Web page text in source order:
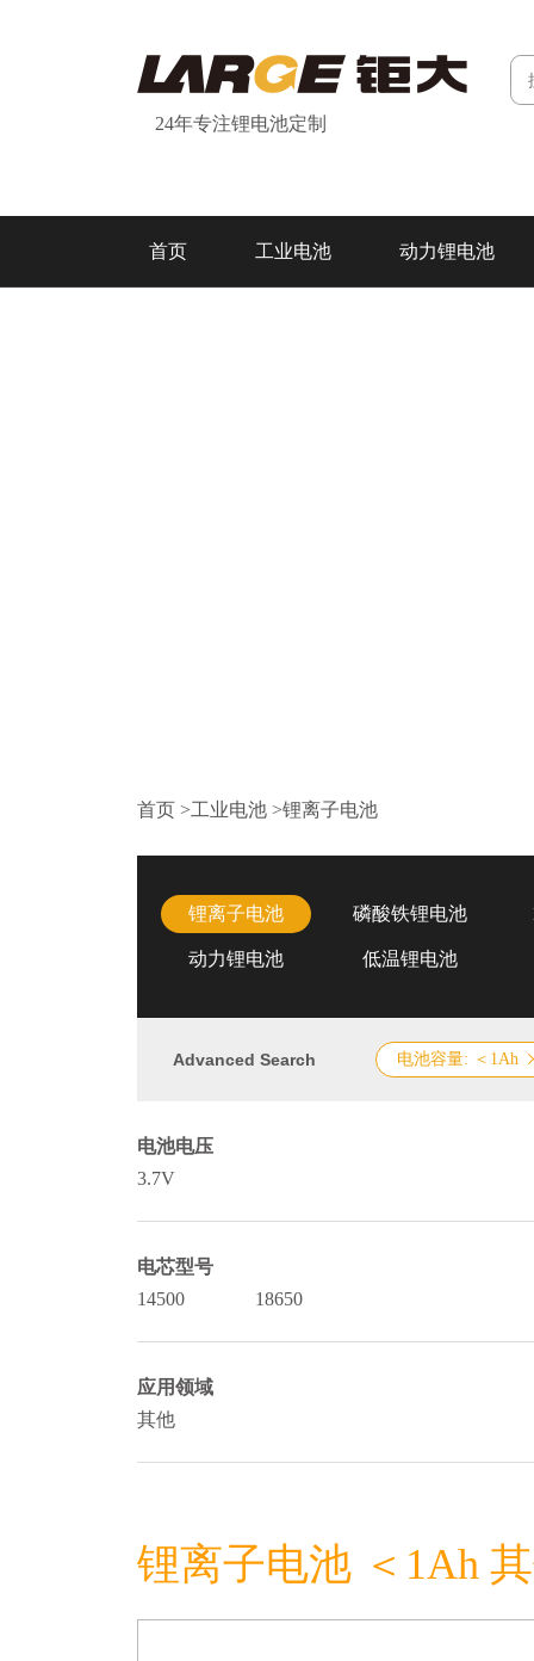
24年专注锂电池定制
首页 工业电池 动力锂电池
首页 >工业电池 >锂离子电池
锂离子电池 磷酸铁锂电池
动力锂电池 低温锂电池
Advanced Search 电池容量: ＜1Ah
电池电压
3.7V
电芯型号
14500
18650
应用领域
其他
锂离子电池 ＜1Ah